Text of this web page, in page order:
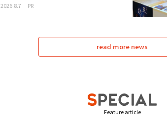
2026.8.7 PR
read more news
Feature article